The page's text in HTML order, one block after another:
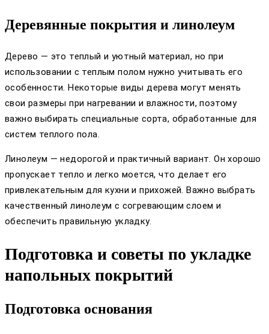
Деревянные покрытия и линолеум
Дерево — это теплый и уютный материал, но при
использовании с теплым полом нужно учитывать его
особенности. Некоторые виды дерева могут менять
свои размеры при нагревании и влажности, поэтому
важно выбирать специальные сорта, обработанные для
систем теплого пола.
Линолеум — недорогой и практичный вариант. Он хорошо
пропускает тепло и легко моется, что делает его
привлекательным для кухни и прихожей. Важно выбрать
качественный линолеум с согревающим слоем и
обеспечить правильную укладку.
Подготовка и советы по укладке
напольных покрытий
Подготовка основания